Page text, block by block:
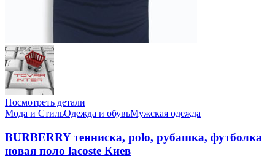
Посмотреть детали
Мода и СтильОдежда и обувьМужская одежда
BURBERRY тенниска, polo, рубашка, футболка
новая поло lacoste Киев